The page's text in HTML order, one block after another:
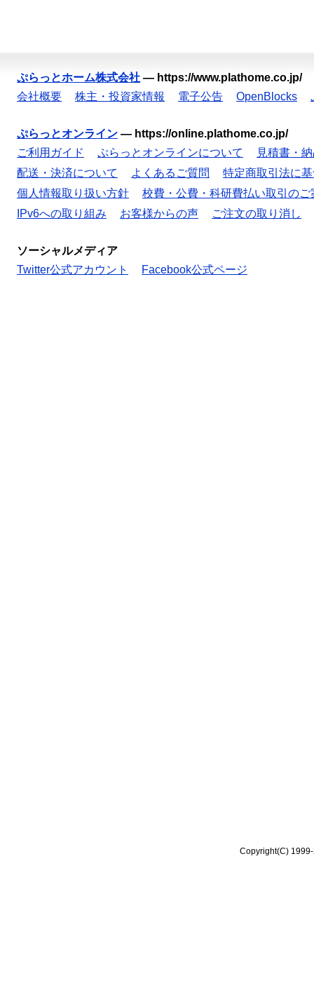
ぷらっとホーム株式会社 — https://www.plathome.co.jp/
会社概要
株主・投資家情報 電子公告 OpenBlocks
ぷらっとオンライン — https://online.plathome.co.jp/
ご利用ガイド
ぷらっとオンラインについて
見積書・
配送・決済について
よくあるご質問
特定商取引法に
個人情報取り扱い方針
校費・公費・科研費払い取引のご
IPv6への取り組み
お客様からの声 ご注文の取り消し
ソーシャルメディア
Twitter公式アカウント
Facebook公式ページ
Copyright(C)